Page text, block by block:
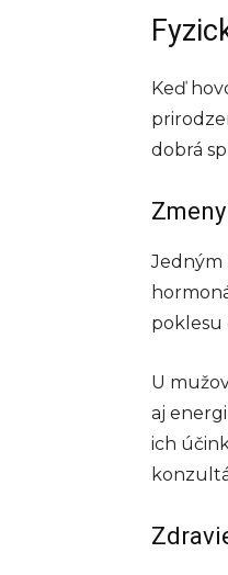
Keď
dobrá
Jedným
poklesu
U
aj
ich